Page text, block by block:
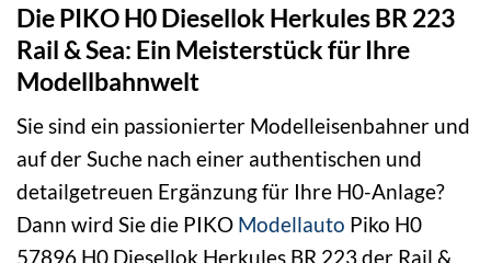
Die PIKO H0 Diesellok Herkules BR 223
Rail & Sea: Ein Meisterstück für Ihre
Modellbahnwelt
Sie sind ein passionierter Modelleisenbahner und
auf der Suche nach einer authentischen und
detailgetreuen Ergänzung für Ihre H0-Anlage?
Dann wird Sie die PIKO Modellauto Piko H0
57896 H0 Diesellok Herkules BR 223 der Rail &